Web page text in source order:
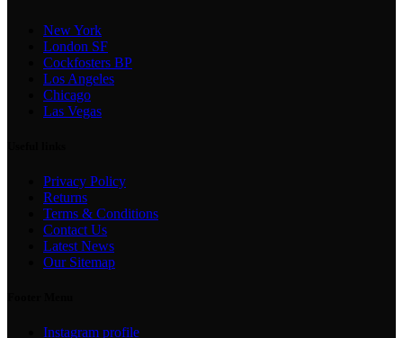
New York
London SF
Cockfosters BP
Los Angeles
Chicago
Las Vegas
Privacy Policy
Returns
Terms & Conditions
Contact Us
Latest News
Our Sitemap
Instagram profile